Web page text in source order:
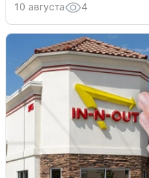
10 августа 4